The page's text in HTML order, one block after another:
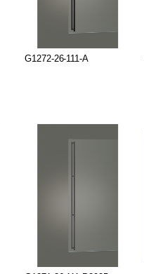
G1272-26-111-A